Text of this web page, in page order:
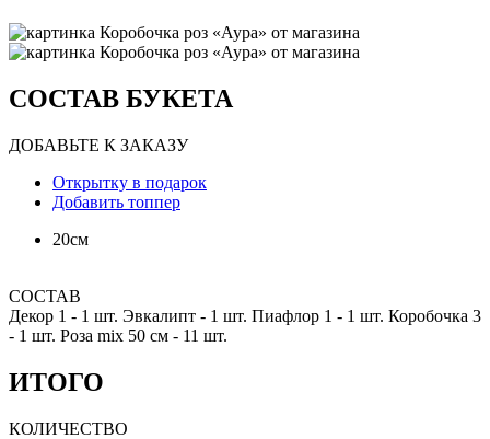
СОСТАВ БУКЕТА
ДОБАВЬТЕ К ЗАКАЗУ
Открытку в подарок
Добавить топпер
20см
СОСТАВ
Декор 1 - 1 шт. Эвкалипт - 1 шт. Пиафлор 1 - 1 шт. Коробочка 3
- 1 шт. Роза mix 50 см - 11 шт.
ИТОГО
КОЛИЧЕСТВО